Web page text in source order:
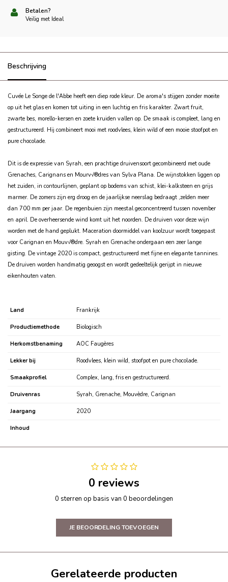
Betalen?
Veilig met Ideal
Beschrijving
Cuvée Le Songe de l'Abbe heeft een diep rode kleur. De aroma's stijgen zonder moeite
op uit het glas en komen tot uiting in een luchtig en fris karakter. Zwart fruit,
zwarte bes, morello-kersen en zoete kruiden vallen op. De smaak is compleet, lang en
gestructureerd. Hij combineert mooi met roodvlees, klein wild of een mooie stoofpot en
pure chocolade.
Dit is de expressie van Syrah, een prachtige druivensoort gecombineerd met oude
Grenaches, Carignans en Mourv√®dres van Sylva Plana. De wijnstokken liggen op
het zuiden, in contourlijnen, geplant op bodems van schist, klei-kalksteen en grijs
marmer. De zomers zijn erg droog en de jaarlijkse neerslag bedraagt ‚zelden meer
dan 700 mm per jaar. De regenbuien zijn meestal geconcentreerd tussen november
en april. De overheersende wind komt uit het noorden. De druiven voor deze wijn
worden met de hand geplukt. Maceration doormiddel van koolzuur wordt toegepast
voor Carignan en Mouv√®dre. Syrah en Grenache ondergaan een zeer lange
gisting. De vintage 2020 is compact, gestructureerd met fijne en elegante tannines.
De druiven worden handmatig geoogst en wordt gedeeltelijk gerijpt in nieuwe
eikenhouten vaten.
Land Frankrijk
Productiemethode Biologisch
Herkomstbenaming AOC Faugères
Lekker bij Roodvlees, klein wild, stoofpot en pure chocolade.
Smaakprofiel Complex, lang, fris en gestructureerd.
Druivenras Syrah, Grenache, Mouvèdre, Carignan
Jaargang 2020
Inhoud
0 reviews
0 sterren op basis van 0 beoordelingen
JE BEOORDELING TOEVOEGEN
Gerelateerde producten